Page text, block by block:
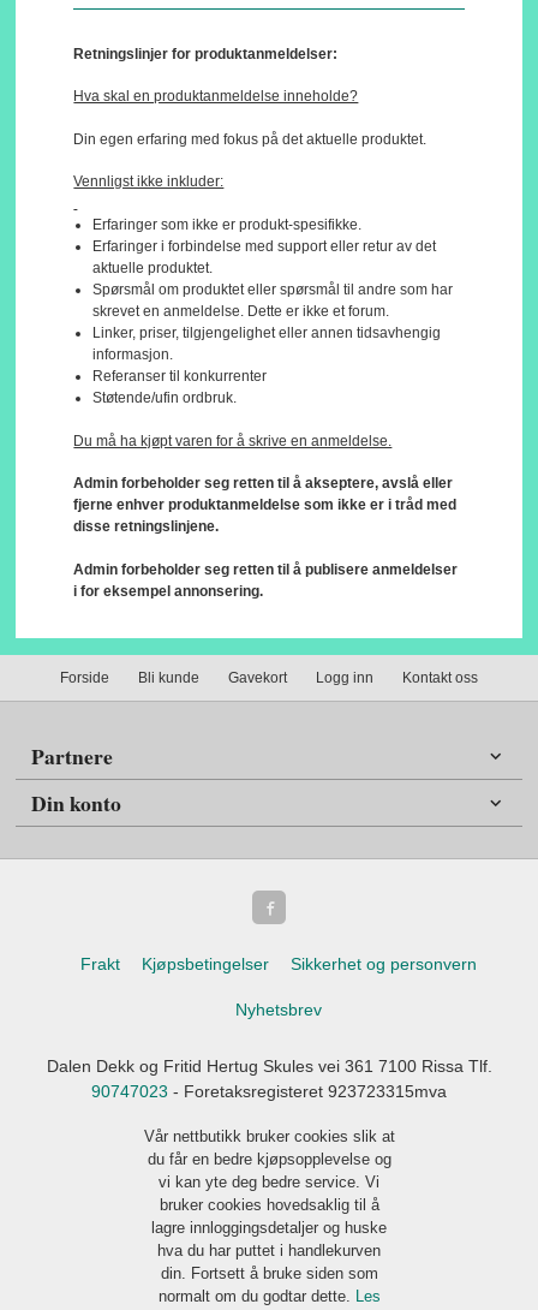
Retningslinjer for produktanmeldelser:
Hva skal en produktanmeldelse inneholde?
Din egen erfaring med fokus på det aktuelle produktet.
Vennligst ikke inkluder:
Erfaringer som ikke er produkt-spesifikke.
Erfaringer i forbindelse med support eller retur av det
aktuelle produktet.
Spørsmål om produktet eller spørsmål til andre som har
skrevet en anmeldelse. Dette er ikke et forum.
Linker, priser, tilgjengelighet eller annen tidsavhengig
informasjon.
Referanser til konkurrenter
Støtende/ufin ordbruk.
Du må ha kjøpt varen for å skrive en anmeldelse.
Admin forbeholder seg retten til å akseptere, avslå eller
fjerne enhver produktanmeldelse som ikke er i tråd med
disse retningslinjene.
Admin forbeholder seg retten til å publisere anmeldelser
i for eksempel annonsering.
Forside Bli kunde Gavekort Logg inn Kontakt oss
Partnere
Din konto
Frakt Kjøpsbetingelser Sikkerhet og personvern
Nyhetsbrev
Dalen Dekk og Fritid Hertug Skules vei 361 7100 Rissa Tlf.
90747023 - Foretaksregisteret 923723315mva
Vår nettbutikk bruker cookies slik at
du får en bedre kjøpsopplevelse og
vi kan yte deg bedre service. Vi
bruker cookies hovedsaklig til å
lagre innloggingsdetaljer og huske
hva du har puttet i handlekurven
din. Fortsett å bruke siden som
normalt om du godtar dette. Les